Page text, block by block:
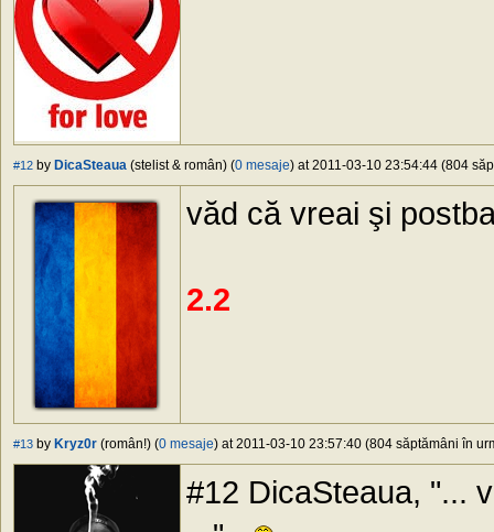
#12 by DicaSteaua (stelist & român) (0 mesaje) at 2011-03-10 23:54:44 (804
văd că vreai şi
2.2
#13 by Kryz0r (român!) (0 mesaje) at 2011-03-10 23:57:40 (804 săptămâni în
#12 DicaSteaua, "...